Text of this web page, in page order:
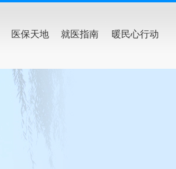
医保天地 就医指南 暖民心行动